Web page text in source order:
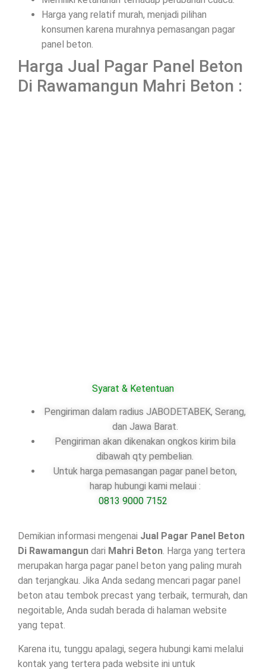
Harga yang relatif murah, menjadi pilihan
konsumen karena murahnya pemasangan pagar
panel beton.
Harga Jual Pagar Panel Beton
Di Rawamangun Mahri Beton :
Syarat & Ketentuan
Pengiriman dalam radius JABODETABEK, Serang,
dan Jawa Barat.
Pengiriman akan dikenakan ongkos kirim bila
dibawah qty pembelian.
Untuk harga pemasangan pagar panel beton,
harap hubungi kami melaui :
0813 9000 7152
Demikian informasi mengenai Jual Pagar Panel Beton
Di Rawamangun dari Mahri Beton. Harga yang tertera
merupakan harga pagar panel beton yang paling murah
dan terjangkau. Jika Anda sedang mencari pagar panel
beton atau tembok precast yang terbaik, termurah, dan
negoitable, Anda sudah berada di halaman website
yang tepat.
Karena itu, tunggu apalagi, segera hubungi kami melalui
kontak yang tertera pada website ini untuk